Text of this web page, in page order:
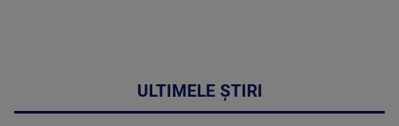
ULTIMELE ȘTIRI